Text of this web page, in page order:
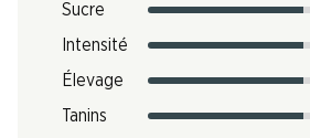
Sucre
Intensité
Élevage
Tanins